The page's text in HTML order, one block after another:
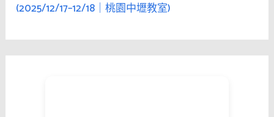
(2025/12/17–12/18｜桃園中壢教室)